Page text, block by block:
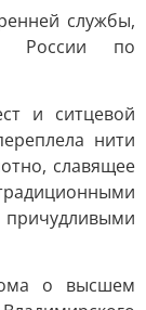
службы,
России по
и ситцевой
нити
славящее
о высшем